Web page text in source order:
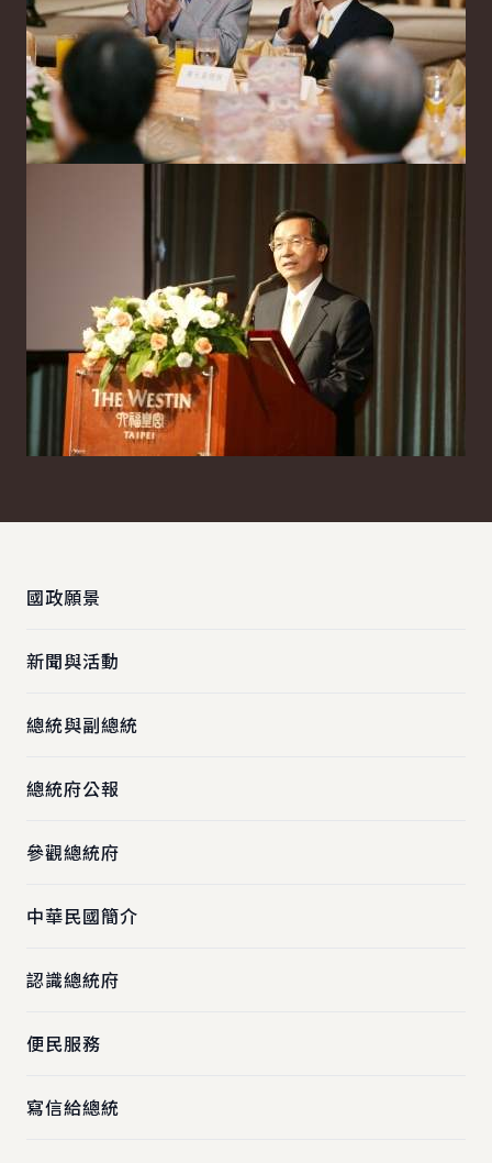
國政願景
新聞與活動
總統與副總統
總統府公報
參觀總統府
中華民國簡介
認識總統府
便民服務
寫信給總統